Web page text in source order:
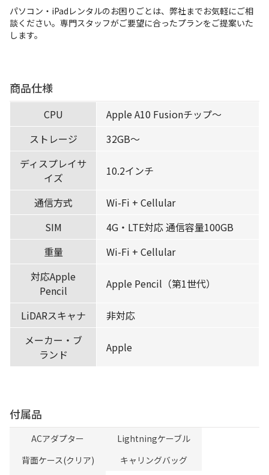
受付時間 9：00〜17：30（土日祝休）
パソコン・iPadレンタルのお困りごとは、弊社までお気軽にご相
談ください。専門スタッフがご要望に合ったプランをご提案いた
します。
商品仕様
CPU
Apple A10 Fusionチップ〜
ストレージ
32GB〜
ディスプレイサ
イズ
10.2インチ
通信方式
Wi-Fi + Cellular
SIM
4G・LTE対応 通信容量100GB
重量
Wi-Fi + Cellular
対応Apple
Pencil
Apple Pencil（第1世代）
LiDARスキャナ
非対応
メーカー・ブ
ランド
Apple
付属品
ACアダプター
Lightningケーブル
背面ケース(クリア)
キャリングバッグ